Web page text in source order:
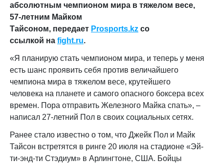
абсолютным чемпионом мира в тяжелом весе,
57-летним Майком
Тайсоном, передает Prosports.kz со
ссылкой на fight.ru.
«Я планирую стать чемпионом мира, и теперь у меня
есть шанс проявить себя против величайшего
чемпиона мира в тяжелом весе, крутейшего
человека на планете и самого опасного боксера всех
времен. Пора отправить Железного Майка спать», –
написал 27-летний Пол в своих социальных сетях.
Ранее стало известно о том, что Джейк Пол и Майк
Тайсон встретятся в ринге 20 июля на стадионе «Эй-
ти-энд-ти Стэдиум» в Арлингтоне, США. Бойцы